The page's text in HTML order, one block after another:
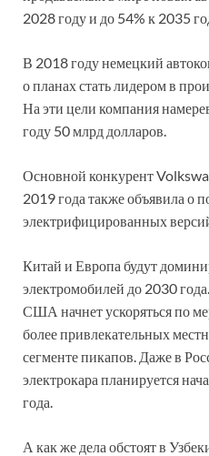
2028 году и до 54% к 2035
В 2018 году немецкий
о планах стать лидером в
На эти цели компания
году 50 млрд долларов.
Основной конкурент
2019 года также объявила о
электрифицированных
Китай и Европа будут
электромобилей до 2030
США начнет ускоряться по
более привлекательных
сегменте пикапов. Даже в
электрокара планируется
года.
А как же дела обстоят в